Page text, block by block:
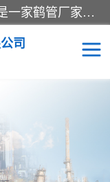
连云港众邦石化设备制造有限公司是一家鹤管厂家主营：鹤管、装车鹤管等，是致力于石油、石化等流体装卸设备(主要产品如鹤管、输油臂、脱缆钩等)的咨询、设计、制造、检测、安装指导、系统调试、维修维护等业务的公司。
司
卸鹤管
鹤管